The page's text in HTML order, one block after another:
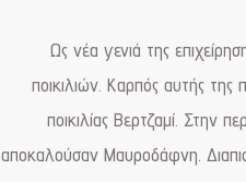
Ως νέα γενιά της
ποικιλιών. Καρπός αυτής της
ποικιλίας Βερτζαμί. Στην
αποκαλούσαν Μαυροδάφνη.